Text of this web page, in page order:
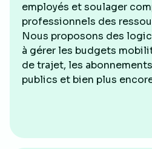
employés et soulager
professionnels des
Nous proposons des
à gérer les budgets
de trajet, les
publics et bien plus